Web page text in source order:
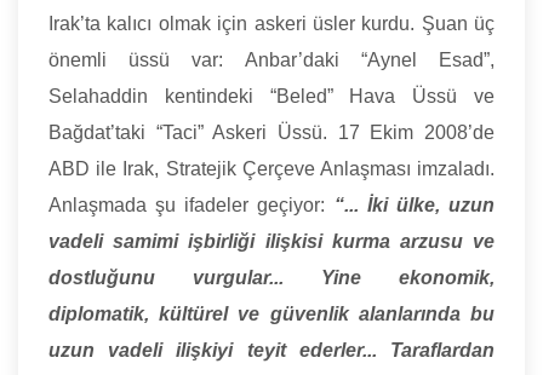
Irak’ta kalıcı olmak için askeri üsler kurdu. Şuan üç
önemli üssü var: Anbar’daki “Aynel Esad”,
Selahaddin kentindeki “Beled” Hava Üssü ve
Bağdat’taki “Taci” Askeri Üssü. 17 Ekim 2008’de
ABD ile Irak, Stratejik Çerçeve Anlaşması imzaladı.
Anlaşmada şu ifadeler geçiyor: “... İki ülke, uzun
vadeli samimi işbirliği ilişkisi kurma arzusu ve
dostluğunu vurgular... Yine ekonomik,
diplomatik, kültürel ve güvenlik alanlarında bu
uzun vadeli ilişkiyi teyit ederler... Taraflardan